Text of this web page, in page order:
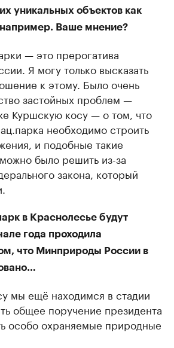
уникальных объектов как
Ваше мнение?
— это прерогатива
Я могу только высказать
к этому. Было очень
застойных проблем —
Куршскую косу — о том, что
необходимо строить
и подобные такие
было решить из-за
закона, который
в Краснолесье будут
года проходила
что Минприроды России в
мы ещё находимся в стадии
общее поручение президента
особо охраняемые природные